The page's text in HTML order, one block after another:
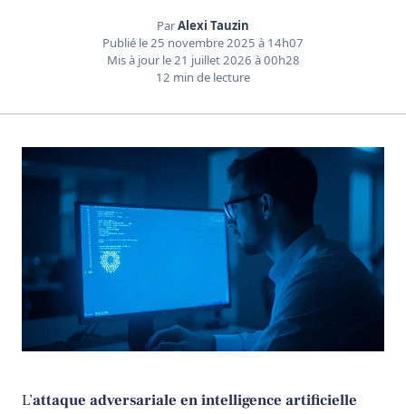
ParAlexi Tauzin
Publié le25 novembre 2025 à 14h07
Mis à jour le21 juillet 2026 à 00h28
12 min de lecture
L’attaque adversariale en intelligence artificielle